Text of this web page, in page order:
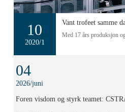
10
2020/1
Vant trofeet samme
Med 17 års produksjon
04
2026/juni
Foren visdom og styrk teamet: